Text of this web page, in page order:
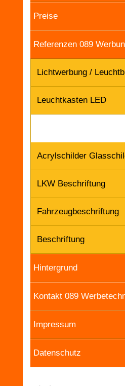
Preise
Referenzen 089
Lichtwerbung /
Leuchtkasten LED
Acrylschilder
LKW Beschriftung
Fahrzeugbeschriftung
Beschriftung
Hintergrund
Kontakt 089
Impressum
Datenschutz